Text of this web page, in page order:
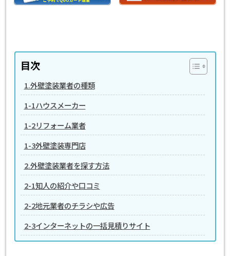
目次
1.外壁塗装業者の種類
1-1ハウスメーカー
1-2リフォーム業者
1-3外壁塗装専門店
2.外壁塗装業者を探す方法
2-1知人の紹介や口コミ
2-2地元業者のチラシや広告
2-3インターネットの一括見積りサイト